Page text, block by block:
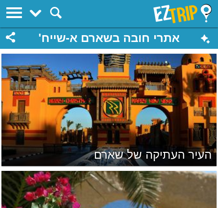
EZTrip
אתרי חובה בשארם א-שייח'
העיר העתיקה של שארם